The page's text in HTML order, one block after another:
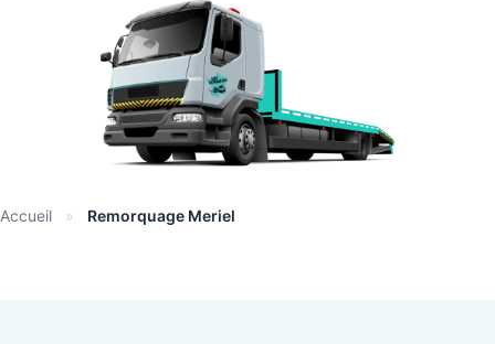
Accueil » Remorquage Meriel